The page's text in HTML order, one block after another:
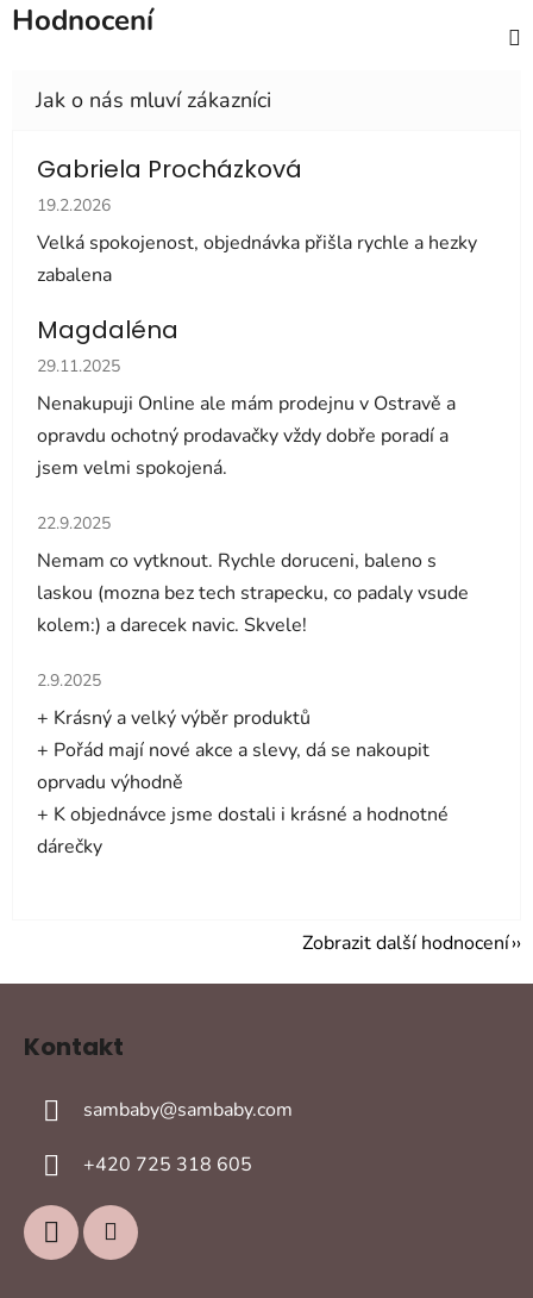
Hodnocení
Gabriela Procházková
Hodnocení obchodu je 5 z 5 hvězdiček.
19.2.2026
Velká spokojenost, objednávka přišla rychle a hezky
zabalena
Magdaléna
Hodnocení obchodu je 5 z 5 hvězdiček.
29.11.2025
Nenakupuji Online ale mám prodejnu v Ostravě a
opravdu ochotný prodavačky vždy dobře poradí a
jsem velmi spokojená.
Hodnocení obchodu je 5 z 5 hvězdiček.
22.9.2025
Nemam co vytknout. Rychle doruceni, baleno s
laskou (mozna bez tech strapecku, co padaly vsude
kolem:) a darecek navic. Skvele!
Hodnocení obchodu je 5 z 5 hvězdiček.
2.9.2025
+ Krásný a velký výběr produktů
+ Pořád mají nové akce a slevy, dá se nakoupit
oprvadu výhodně
+ K objednávce jsme dostali i krásné a hodnotné
dárečky
Zobrazit další hodnocení
Kontakt
sambaby@sambaby.com
+420 725 318 605